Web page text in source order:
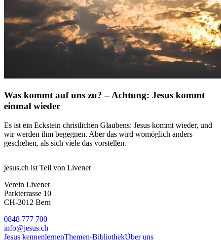
Was kommt auf uns zu? – Achtung: Jesus kommt
einmal wieder
Es ist ein Eckstein christlichen Glaubens: Jesus kommt wieder, und
wir werden ihm begegnen. Aber das wird womöglich anders
geschehen, als sich viele das vorstellen.
jesus.ch ist Teil von Livenet
Verein Livenet
Parkterrasse 10
CH-3012 Bern
0848 777 700
info@jesus.ch
Jesus kennenlernenThemen-BibliothekÜber uns